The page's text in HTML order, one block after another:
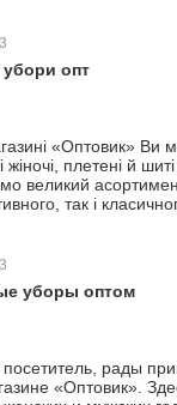
убори опт
«Оптовик» Ви
плетені й шиті
великий
так і
уборы оптом
рады
«Оптовик».